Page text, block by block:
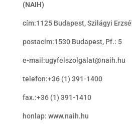
(NAIH)
cím:1125 Budapest, Szilágyi
postacím:1530 Budapest, Pf.: 5
e-mail:ugyfelszolgalat@naih.hu
telefon:+36 (1) 391-1400
fax.:+36 (1) 391-1410
honlap: www.naih.hu